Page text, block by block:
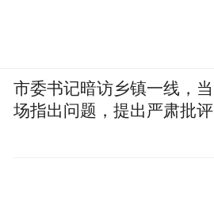
市委书记暗访乡镇一线，当
场指出问题，提出严肃批评